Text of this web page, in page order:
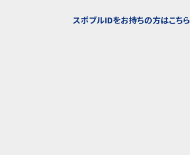
スポブルIDをお持ちの方はこちら